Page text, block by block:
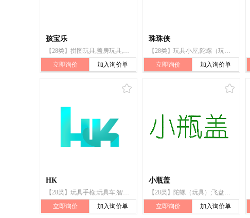
孩宝乐
【28类】拼图玩具;盖房玩具;智能玩具;玩具车;玩具;积木（玩具）;室内游戏玩具;陀螺（玩具）;滑板车（玩具）;玩具熊
立即询价
加入询价单
珠珠侠
【28类】玩具小屋;陀螺（玩具）;拼图玩具;玩具熊;玩具;篮球;滑水板;骰子;游戏套环;游戏器具
立即询价
加入询价单
HK
【28类】玩具手枪;玩具车;智能玩具;玩具;室内游戏玩具;陀螺;玩具模型;玩具机器人;比例模型套件（玩具）
立即询价
加入询价单
小瓶盖
【28类】陀螺（玩具）;飞盘（玩具）;玩具熊;肥皂泡（玩具）;多米诺骨牌;闹剧玩具;玩具面具;积木（玩具）;盖房玩具;玩具
立即询价
加入询价单